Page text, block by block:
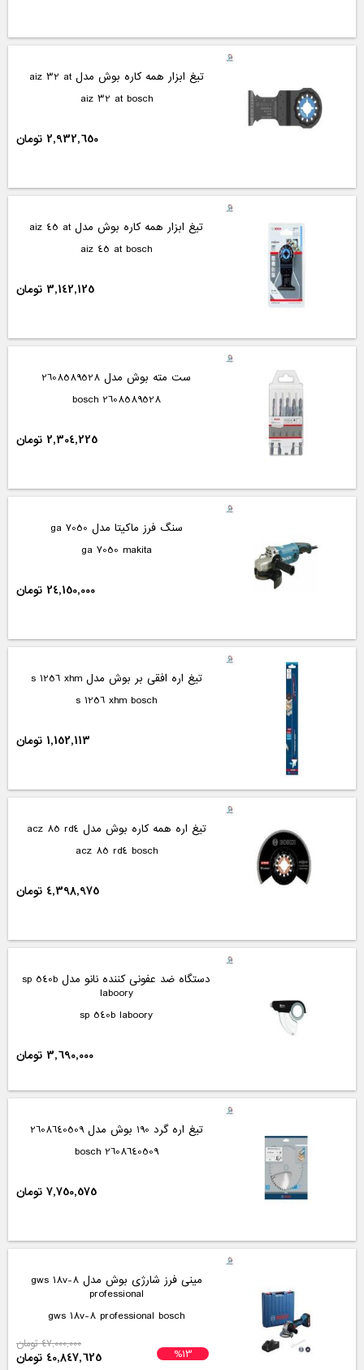
تیغ ابزار همه کاره بوش مدل aiz 32 at
aiz 32 at bosch
2,932,650 تومان
تیغ ابزار همه کاره بوش مدل aiz 45 at
aiz 45 at bosch
3,142,125 تومان
ست مته بوش مدل 2608589528
2608589528 bosch
2,304,225 تومان
سنگ فرز ماکیتا مدل ga 7050
ga 7050 makita
24,150,000 تومان
تیغ اره افقی بر بوش مدل s 1256 xhm
s 1256 xhm bosch
1,152,113 تومان
تیغ اره همه کاره بوش مدل acz 85 rd4
acz 85 rd4 bosch
4,398,975 تومان
دستگاه ضد عفونی کننده نانو مدل sp 540b
laboory
sp 540b laboory
3,690,000 تومان
تیغ اره گرد 190 بوش مدل 2608640509
2608640509 bosch
7,750,575 تومان
مینی فرز شارژی بوش مدل gws 18v-8
professional
gws 18v-8 professional bosch
%13
47,000,000 تومان
40,847,625 تومان